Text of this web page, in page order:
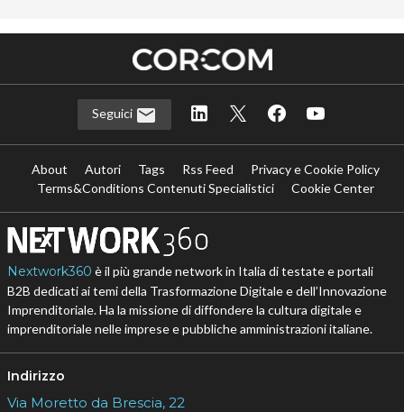
Seguici
About Autori Tags Rss Feed
Privacy e Cookie Policy
Terms&Conditions Contenuti Specialistici
Cookie Center
Nextwork360 è il più grande network in Italia di testate e portali
B2B dedicati ai temi della Trasformazione Digitale e dell’Innovazione
Imprenditoriale. Ha la missione di diffondere la cultura digitale e
imprenditoriale nelle imprese e pubbliche amministrazioni italiane.
Indirizzo
Via Moretto da Brescia, 22